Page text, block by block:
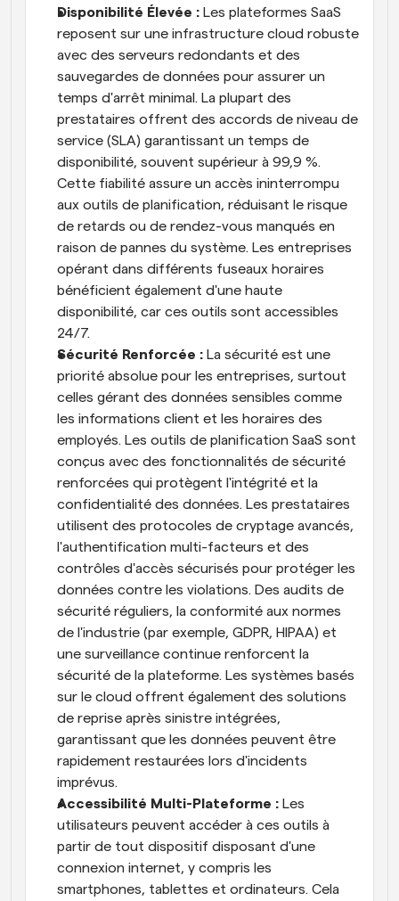
Disponibilité Élevée : Les plateformes SaaS
reposent sur une infrastructure cloud robuste
avec des serveurs redondants et des
sauvegardes de données pour assurer un
temps d'arrêt minimal. La plupart des
prestataires offrent des accords de niveau de
service (SLA) garantissant un temps de
disponibilité, souvent supérieur à 99,9 %.
Cette fiabilité assure un accès ininterrompu
aux outils de planification, réduisant le risque
de retards ou de rendez-vous manqués en
raison de pannes du système. Les entreprises
opérant dans différents fuseaux horaires
bénéficient également d'une haute
disponibilité, car ces outils sont accessibles
24/7.
Sécurité Renforcée : La sécurité est une
priorité absolue pour les entreprises, surtout
celles gérant des données sensibles comme
les informations client et les horaires des
employés. Les outils de planification SaaS sont
conçus avec des fonctionnalités de sécurité
renforcées qui protègent l'intégrité et la
confidentialité des données. Les prestataires
utilisent des protocoles de cryptage avancés,
l'authentification multi-facteurs et des
contrôles d'accès sécurisés pour protéger les
données contre les violations. Des audits de
sécurité réguliers, la conformité aux normes
de l'industrie (par exemple, GDPR, HIPAA) et
une surveillance continue renforcent la
sécurité de la plateforme. Les systèmes basés
sur le cloud offrent également des solutions
de reprise après sinistre intégrées,
garantissant que les données peuvent être
rapidement restaurées lors d'incidents
imprévus.
Accessibilité Multi-Plateforme : Les
utilisateurs peuvent accéder à ces outils à
partir de tout dispositif disposant d'une
connexion internet, y compris les
smartphones, tablettes et ordinateurs. Cela